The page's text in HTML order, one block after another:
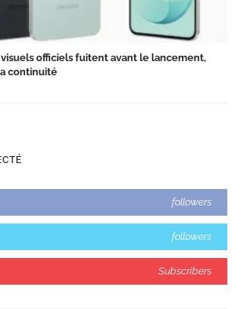
visuels officiels fuitent avant le lancement,
continuité
followers
followers
Subscribers